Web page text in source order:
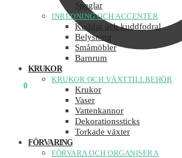
0
Speglar
INREDNING OCH ACCENTER
Kuddar och kuddfodral
Belysning
Småmöbler
Barnrum
KRUKOR
KRUKOR OCH VÄXTTILLBEHÖR
Krukor
Vaser
Vattenkannor
Dekorationssticks
Torkade växter
FÖRVARING
FÖRVARA OCH ORGANISERA